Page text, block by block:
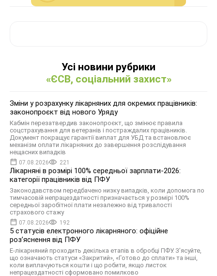
Усі новини рубрики
«ЄСВ, соціальний захист»
Зміни у розрахунку лікарняних для окремих працівників:
законопроєкт від нового Уряду
Кабмін перезатвердив законопроєкт, що змінює правила
соцстрахування для ветеранів і постраждалих працівників.
Документ покращує гарантії виплат для УБД та встановлює
механізм оплати лікарняних до завершення розслідування
нещасних випадків
07.08.2026 221
Лікарняні в розмірі 100% середньої зарплати-2026:
категорії працівників від ПФУ
Законодавством передбачено низку випадків, коли допомога по
тимчасовій непрацездатності призначається у розмірі 100%
середньої заробітної плати незалежно від тривалості
страхового стажу
07.08.2026 192
5 статусів електронного лікарняного: офіційне
роз’яснення від ПФУ
Е-лікарняний проходить декілька етапів в обробці ПФУ. З’ясуйте,
що означають статуси «Закритий», «Готово до сплати» та інші,
коли виплачуються кошти і що робити, якщо листок
непрацездатності сформовано помилково